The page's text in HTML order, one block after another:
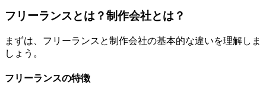
フリーランスとは？制作会社とは？
まずは、フリーランスと制作会社の基本的な違いを理解しま
しょう。
フリーランスの特徴